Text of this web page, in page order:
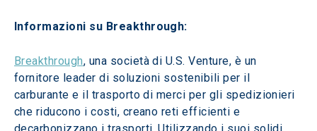
Informazioni su Breakthrough:
Breakthrough, una società di U.S. Venture, è un
fornitore leader di soluzioni sostenibili per il
carburante e il trasporto di merci per gli spedizionieri
che riducono i costi, creano reti efficienti e